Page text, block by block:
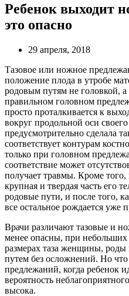
Ребенок выходит
это опасно
29 апреля, 2018
Тазовое или ножное
положение плода в утробе
родовым путям не головкой,
правильном головном
просто проталкивается к
вокруг продольной оси
предусмотрительно сделала
соответствует контурам
только при головном
соответствие может
получает травмы. Кроме того,
крупная и твердая часть его
родовые пути, и после того,
все остальное рождается уже
Врачи различают тазовые и
менее опасны, при
размерах таза женщины, роды
путем без осложнений. Но
предлежаний, когда ребенок
вероятность
высока.